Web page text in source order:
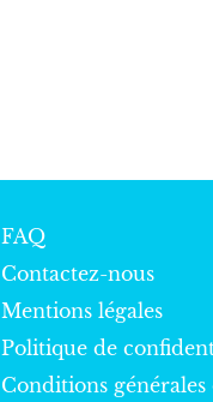
FAQ
Contactez-nous
Mentions légales
Politique de
Conditions générales